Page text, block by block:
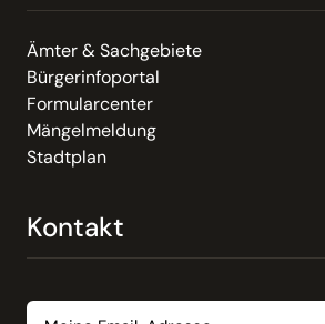
Ämter & Sachgebiete
Bürgerinfoportal
Formularcenter
Mängelmeldung
Stadtplan
Kontakt